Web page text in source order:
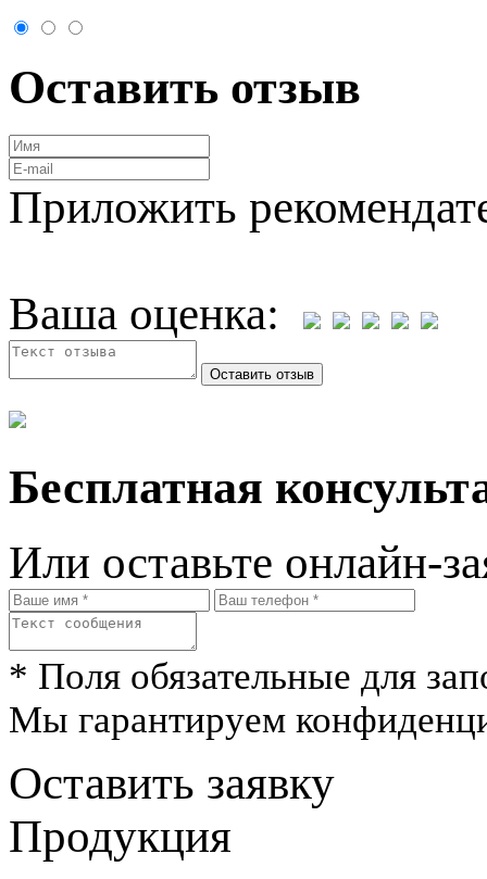
Оставить отзыв
Приложить
Ваша оценка:
Бесплатная
Или оставьте онлайн-
* Поля обязательные для
Мы гарантируем
Оставить заявку
Продукция